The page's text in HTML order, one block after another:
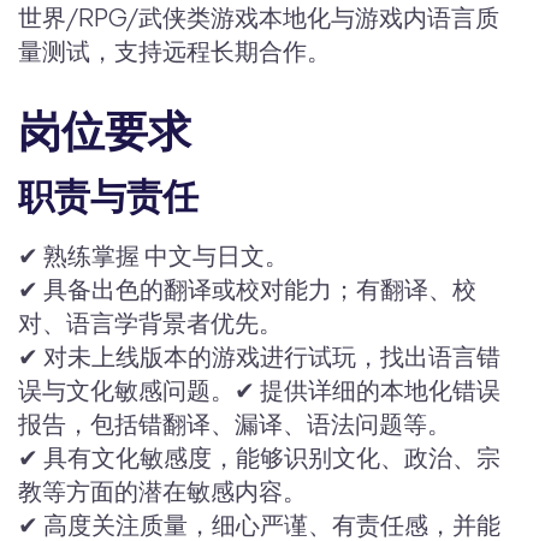
世界/RPG/武侠类游戏本地化与游戏内语言质
量测试，支持远程长期合作。
岗位要求
职责与责任
✔ 熟练掌握 中文与日文。
✔ 具备出色的翻译或校对能力；有翻译、校
对、语言学背景者优先。
✔ 对未上线版本的游戏进行试玩，找出语言错
误与文化敏感问题。✔ 提供详细的本地化错误
报告，包括错翻译、漏译、语法问题等。
✔ 具有文化敏感度，能够识别文化、政治、宗
教等方面的潜在敏感内容。
✔ 高度关注质量，细心严谨、有责任感，并能